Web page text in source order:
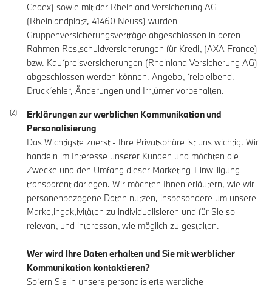
Cedex) sowie mit der Rheinland Versicherung AG
(Rheinlandplatz, 41460 Neuss) wurden
Gruppenversicherungsverträge abgeschlossen in deren
Rahmen Restschuldversicherungen für Kredit (AXA France)
bzw. Kaufpreisversicherungen (Rheinland Versicherung AG)
abgeschlossen werden können. Angebot freibleibend.
Druckfehler, Änderungen und Irrtümer vorbehalten.
Erklärungen zur werblichen Kommunikation und
Personalisierung
Das Wichtigste zuerst - Ihre Privatsphäre ist uns wichtig. Wir
handeln im Interesse unserer Kunden und möchten die
Zwecke und den Umfang dieser Marketing-Einwilligung
transparent darlegen. Wir möchten Ihnen erläutern, wie wir
personenbezogene Daten nutzen, insbesondere um unsere
Marketingaktivitäten zu individualisieren und für Sie so
relevant und interessant wie möglich zu gestalten.
Wer wird Ihre Daten erhalten und Sie mit werblicher
Kommunikation kontaktieren?
Sofern Sie in unsere personalisierte werbliche